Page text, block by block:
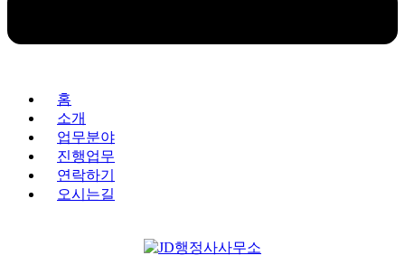
홈
소개
업무분야
진행업무
연락하기
오시는길